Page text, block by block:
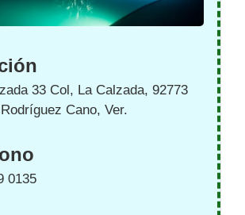
33 Col, La Calzada, 92773
Cano, Ver.
0135